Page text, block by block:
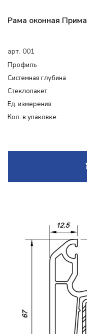
Рама оконная Прима
арт. 001
Профиль
Системная глубина
Cтеклопакет
Ед. измерения
Кол. в упаковке: